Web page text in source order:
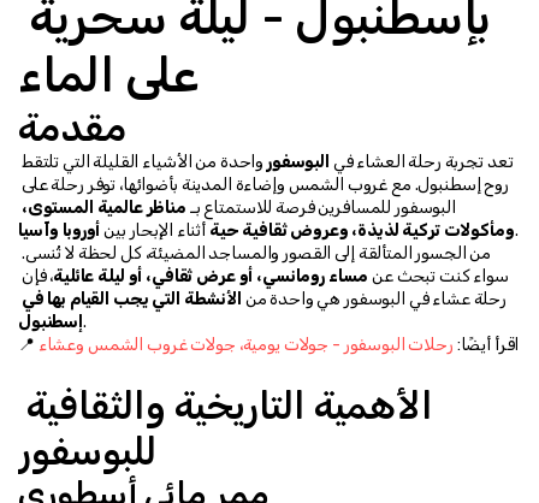
على الماء
مقدمة
تعد تجربة رحلة العشاء في البوسفور
البوسفور للمسافرين فرصة للاستمتاع بـ
ومأكولات تركية لذيذة، وعروض ثقافية حية أثناء الإبحار بين أوروبا وآسيا
.
سواء كنت تبحث عن مساء رومانسي، أو عرض ثقافي، أو ليلة عائلية
رحلة عشاء في البوسفور هي واحدة من
إسطنبول.
📍 اقرأ أيضًا: رحلات البوسفور - جولات يومية، جولات غروب الشمس وعشاء
للبوسفور
ممر مائي أسطوري